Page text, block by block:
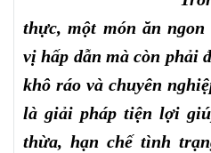
thực, một món ăn
vị hấp dẫn mà còn phải
khô ráo và chuyên
là giải pháp tiện lợi
thừa, hạn chế tình